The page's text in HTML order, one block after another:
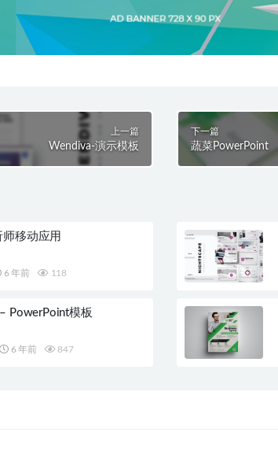
上一篇
Wendiva-演示模板
下一篇
蔬菜PowerPoint
师移动应用
6 年前 118
PowerPoint模板
6 年前 847